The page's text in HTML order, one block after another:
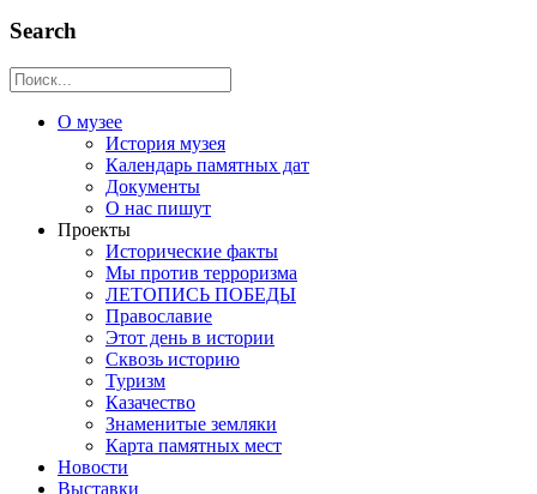
Search
О музее
История музея
Календарь памятных дат
Документы
О нас пишут
Проекты
Исторические факты
Мы против терроризма
ЛЕТОПИСЬ ПОБЕДЫ
Православие
Этот день в истории
Сквозь историю
Туризм
Казачество
Знаменитые земляки
Карта памятных мест
Новости
Выставки